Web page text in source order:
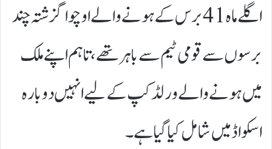
اگلے ماہ 41 برس کے ہونے والے اوچوا گزشتہ چند
برسوں سے قومی ٹیم سے باہر تھے، تاہم اپنے ملک
میں ہونے والے ورلڈ کپ کے لیے انہیں دوبارہ
اسکواڈ میں شامل کیا گیا ہے۔